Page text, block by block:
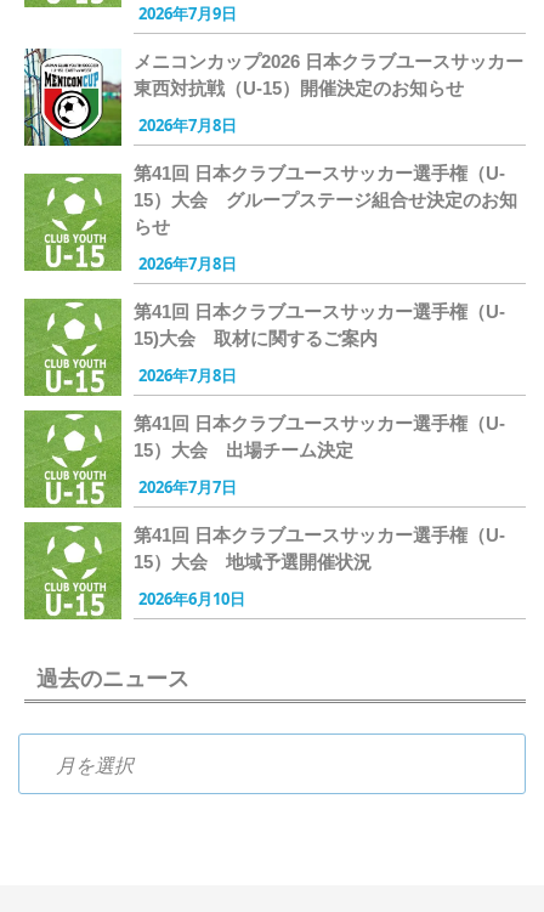
2026年7月9日
メニコンカップ2026 日本クラブユースサッカー
東西対抗戦（U-15）開催決定のお知らせ
2026年7月8日
第41回 日本クラブユースサッカー選手権（U-
15）大会 グループステージ組合せ決定のお知
らせ
2026年7月8日
第41回 日本クラブユースサッカー選手権（U-
15)大会 取材に関するご案内
2026年7月8日
第41回 日本クラブユースサッカー選手権（U-
15）大会 出場チーム決定
2026年7月7日
第41回 日本クラブユースサッカー選手権（U-
15）大会 地域予選開催状況
2026年6月10日
過去のニュース